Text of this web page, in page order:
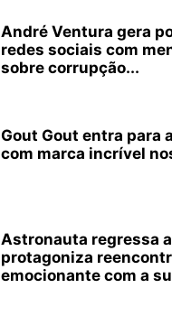
André Ventura gera
redes sociais com
sobre corrupção...
Gout Gout entra para
com marca incrível
Astronauta regressa
protagoniza
emocionante com a